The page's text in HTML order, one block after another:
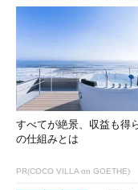
すべてが絶景、収益も得
の仕組みとは
PR(COCO VILLA on GOETHE)